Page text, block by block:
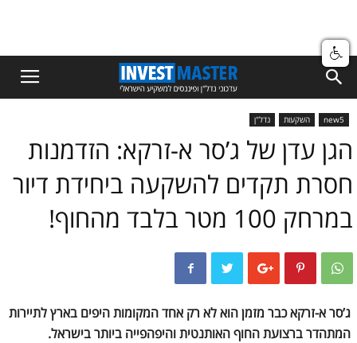
new5 השקעות נדל"ן
הגן עדן של ג’סר א-זרקא: הזדמנות
חסרת תקדים להשקעה ביחידת דיור
במרחק 100 מטר בלבד מהחוף!
ג’סר א-זרקא כבר מזמן הוא לא רק אחד המקומות היפים בארץ לתיירות
המתהדר ברצועת החוף האותנטית והיפהפייה ביותר בישראל.